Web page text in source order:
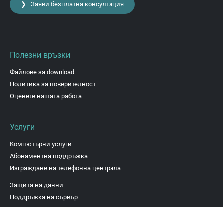
❯ Заяви безплатна консултация
Полезни връзки
Файлове за download
Политика за поверителност
Оценете нашата работа
Услуги
Компютърни услуги
Абонаментна поддръжка
Изграждане на телефонна централа
Защита на данни
Поддръжка на сървър